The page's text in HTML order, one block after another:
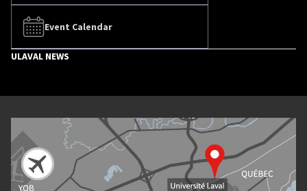
Event Calendar
ULAVAL NEWS